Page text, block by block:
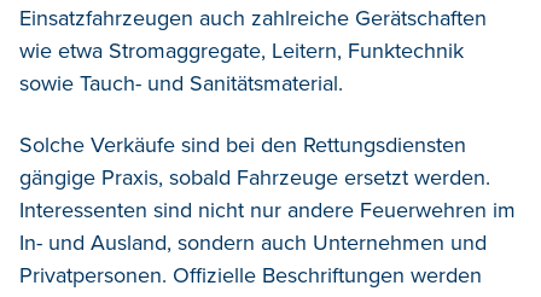
Einsatzfahrzeugen auch zahlreiche Gerätschaften
wie etwa Stromaggregate, Leitern, Funktechnik
sowie Tauch- und Sanitätsmaterial.
Solche Verkäufe sind bei den Rettungsdiensten
gängige Praxis, sobald Fahrzeuge ersetzt werden.
Interessenten sind nicht nur andere Feuerwehren im
In- und Ausland, sondern auch Unternehmen und
Privatpersonen. Offizielle Beschriftungen werden